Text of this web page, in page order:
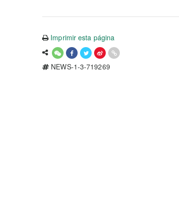
Imprimir esta página
NEWS-1-3-719269